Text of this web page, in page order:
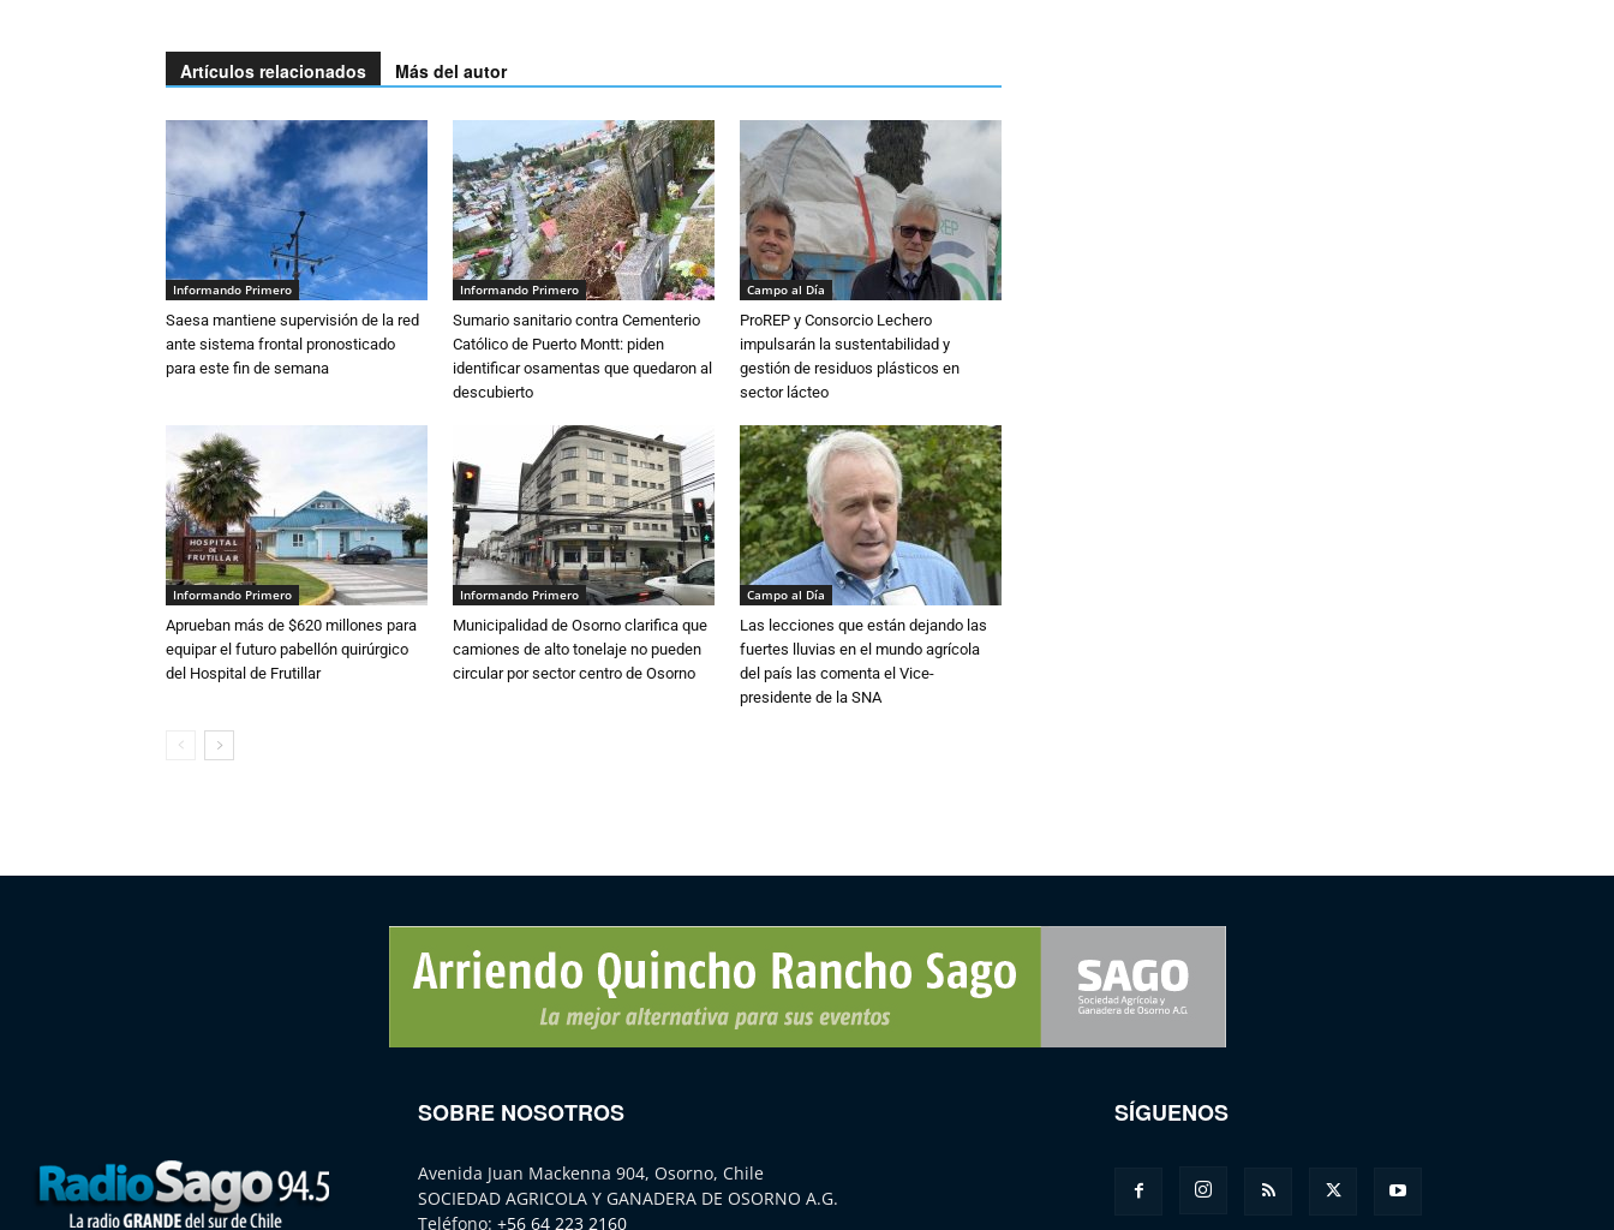
Artículos relacionados Más del autor
Informando Primero
Saesa mantiene supervisión de la red
ante sistema frontal pronosticado
para este fin de semana
Informando Primero
Sumario sanitario contra Cementerio
Católico de Puerto Montt: piden
identificar osamentas que quedaron al
descubierto
Campo al Día
ProREP y Consorcio Lechero
impulsarán la sustentabilidad y
gestión de residuos plásticos en
sector lácteo
Informando Primero
Aprueban más de $620 millones para
equipar el futuro pabellón quirúrgico
del Hospital de Frutillar
Informando Primero
Municipalidad de Osorno clarifica que
camiones de alto tonelaje no pueden
circular por sector centro de Osorno
Campo al Día
Las lecciones que están dejando las
fuertes lluvias en el mundo agrícola
del país las comenta el Vice-
presidente de la SNA
SOBRE NOSOTROS
Avenida Juan Mackenna 904, Osorno, Chile
SOCIEDAD AGRICOLA Y GANADERA DE OSORNO A.G.
Teléfono: +56 64 223 2160
SÍGUENOS